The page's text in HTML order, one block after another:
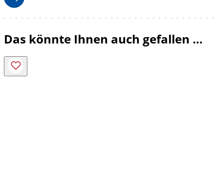
Das könnte Ihnen auch gefallen …